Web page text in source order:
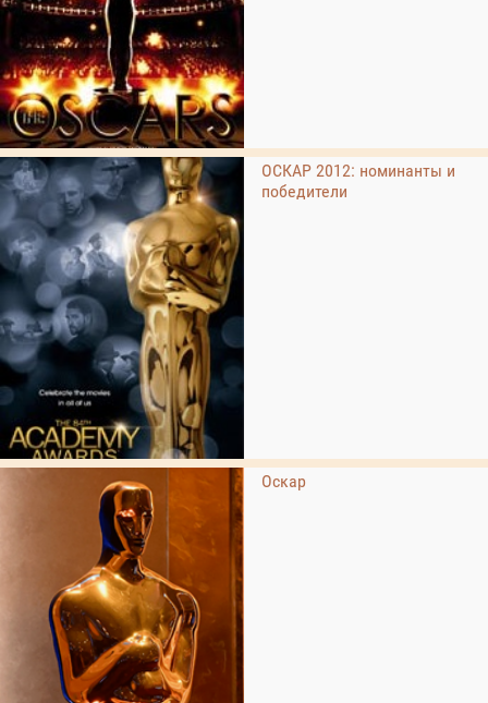
ОСКАР 2012: номинанты и
победители
Оскар